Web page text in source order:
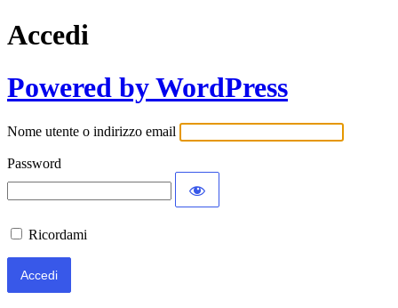
Accedi
Powered by WordPress
Nome utente o indirizzo email
Password
Ricordami